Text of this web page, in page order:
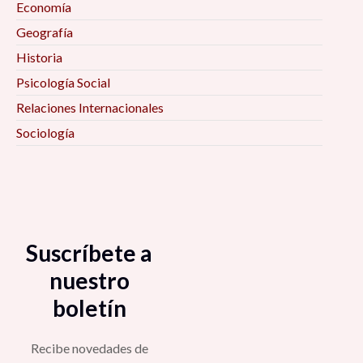
Habitabilidad en el Espacio Público 6:00 pm
pm
Para empezar a negarlo todo: Siete notas
La composición de una región caracterizada por
la violencia: Chimalhuacán, Estado de México
Economía
Geografía
Historia
Psicología Social
Relaciones Internacionales
Sociología
Suscríbete a
nuestro
boletín
Recibe novedades de